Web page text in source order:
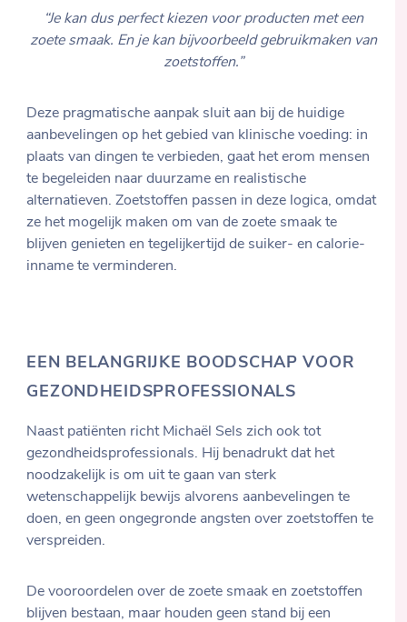
“Je kan dus perfect kiezen voor producten met een
zoete smaak. En je kan bijvoorbeeld gebruikmaken van
zoetstoffen.”
Deze pragmatische aanpak sluit aan bij de huidige
aanbevelingen op het gebied van klinische voeding: in
plaats van dingen te verbieden, gaat het erom mensen
te begeleiden naar duurzame en realistische
alternatieven. Zoetstoffen passen in deze logica, omdat
ze het mogelijk maken om van de zoete smaak te
blijven genieten en tegelijkertijd de suiker- en calorie-
inname te verminderen.
EEN BELANGRIJKE BOODSCHAP VOOR
GEZONDHEIDSPROFESSIONALS
Naast patiënten richt Michaël Sels zich ook tot
gezondheidsprofessionals. Hij benadrukt dat het
noodzakelijk is om uit te gaan van sterk
wetenschappelijk bewijs alvorens aanbevelingen te
doen, en geen ongegronde angsten over zoetstoffen te
verspreiden.
De vooroordelen over de zoete smaak en zoetstoffen
blijven bestaan, maar houden geen stand bij een